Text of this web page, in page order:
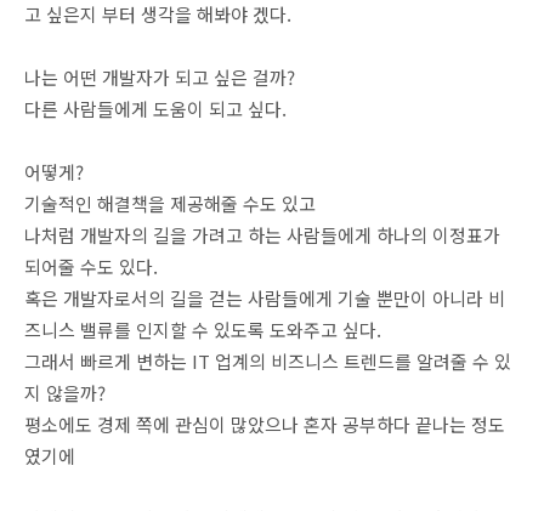
고 싶은지 부터 생각을 해봐야 겠다.
나는 어떤 개발자가 되고 싶은 걸까?
다른 사람들에게 도움이 되고 싶다.
어떻게?
기술적인 해결책을 제공해줄 수도 있고
나처럼 개발자의 길을 가려고 하는 사람들에게 하나의 이정표가
되어줄 수도 있다.
혹은 개발자로서의 길을 걷는 사람들에게 기술 뿐만이 아니라 비
즈니스 밸류를 인지할 수 있도록 도와주고 싶다.
그래서 빠르게 변하는 IT 업계의 비즈니스 트렌드를 알려줄 수 있
지 않을까?
평소에도 경제 쪽에 관심이 많았으나 혼자 공부하다 끝나는 정도
였기에